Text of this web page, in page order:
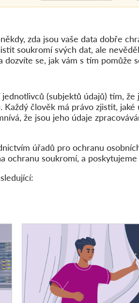
zda jsou vaše data dobře
soukromí svých dat, ale
dozvíte se, jak vám s tím pomůže
(subjektů údajů) tím,
člověk má právo zjistit,
že jsou jeho údaje
úřadů pro ochranu
ochranu soukromí, a